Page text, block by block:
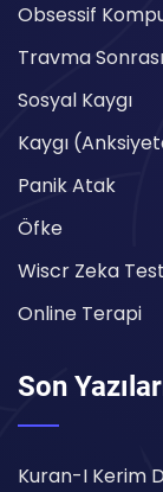
Obsessif
Travma
Sosyal Kaygı
Kaygı
Panik Atak
Öfke
Wiscr Zeka
Online Terapi
Son
Kuran-I Kerim